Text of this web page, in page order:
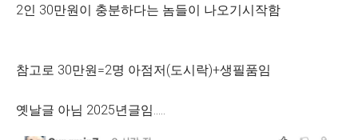
2인 30만원이 충분하다는 놈들이 나오기시작함
참고로 30만원=2명 아점저(도시락)+생필품임
옛날글 아님 2025년글임.....